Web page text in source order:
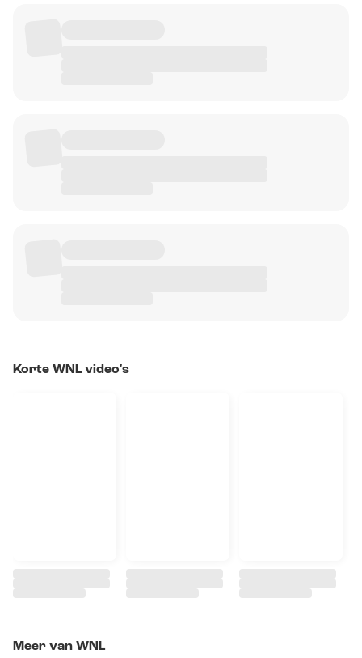
Korte WNL video's
Meer van WNL